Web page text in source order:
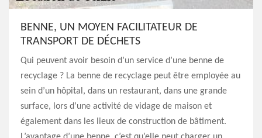
BENNE, UN MOYEN FACILITATEUR DE
TRANSPORT DE DÉCHETS
Qui peuvent avoir besoin d’un service d’une benne de
recyclage ? La benne de recyclage peut être employée au
sein d’un hôpital, dans un restaurant, dans une grande
surface, lors d’une activité de vidage de maison et
également dans les lieux de construction de bâtiment.